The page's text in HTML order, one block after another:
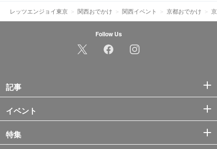
レッツエンジョイ東京 関西おでかけ 関西イベント 京都おでかけ
Follow Us
記事
イベント
特集